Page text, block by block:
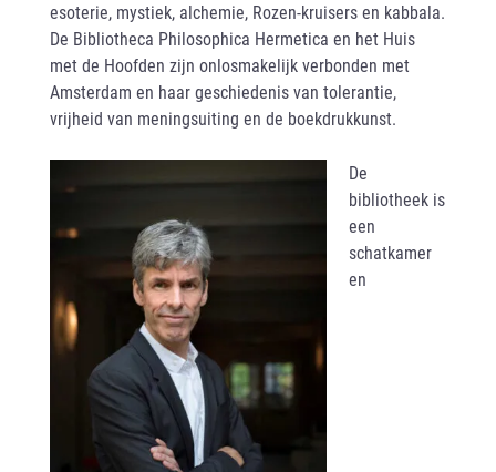
esoterie, mystiek, alchemie, Rozen-kruisers en kabbala.
De Bibliotheca Philosophica Hermetica en het Huis
met de Hoofden zijn onlosmakelijk verbonden met
Amsterdam en haar geschiedenis van tolerantie,
vrijheid van meningsuiting en de boekdrukkunst.
De
bibliotheek is
een
schatkamer
en